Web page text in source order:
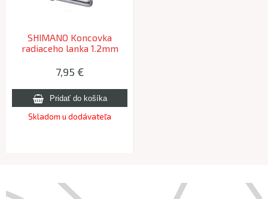
SHIMANO Koncovka
radiaceho lanka 1.2mm
7,95 €
Skladom u dodávateľa